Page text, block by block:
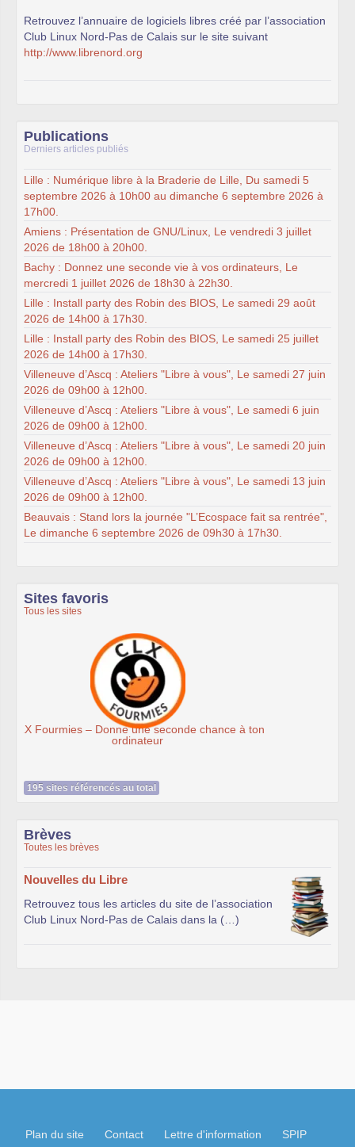
Retrouvez l’annuaire de logiciels libres créé par l’association
Club Linux Nord-Pas de Calais sur le site suivant
http://www.librenord.org
Publications
Derniers articles publiés
Lille : Numérique libre à la Braderie de Lille, Du samedi 5
septembre 2026 à 10h00 au dimanche 6 septembre 2026 à
17h00.
Amiens : Présentation de GNU/Linux, Le vendredi 3 juillet
2026 de 18h00 à 20h00.
Bachy : Donnez une seconde vie à vos ordinateurs, Le
mercredi 1 juillet 2026 de 18h30 à 22h30.
Lille : Install party des Robin des BIOS, Le samedi 29 août
2026 de 14h00 à 17h30.
Lille : Install party des Robin des BIOS, Le samedi 25 juillet
2026 de 14h00 à 17h30.
Villeneuve d’Ascq : Ateliers "Libre à vous", Le samedi 27 juin
2026 de 09h00 à 12h00.
Villeneuve d’Ascq : Ateliers "Libre à vous", Le samedi 6 juin
2026 de 09h00 à 12h00.
Villeneuve d’Ascq : Ateliers "Libre à vous", Le samedi 20 juin
2026 de 09h00 à 12h00.
Villeneuve d’Ascq : Ateliers "Libre à vous", Le samedi 13 juin
2026 de 09h00 à 12h00.
Beauvais : Stand lors la journée "L’Ecospace fait sa rentrée",
Le dimanche 6 septembre 2026 de 09h30 à 17h30.
Sites favoris
Tous les sites
Association Éthiciel
195 sites référencés au total
Brèves
Toutes les brèves
Nouvelles du Libre
Retrouvez tous les articles du site de l’association
Club Linux Nord-Pas de Calais dans la (…)
Plan du site Contact Lettre d'information SPIP